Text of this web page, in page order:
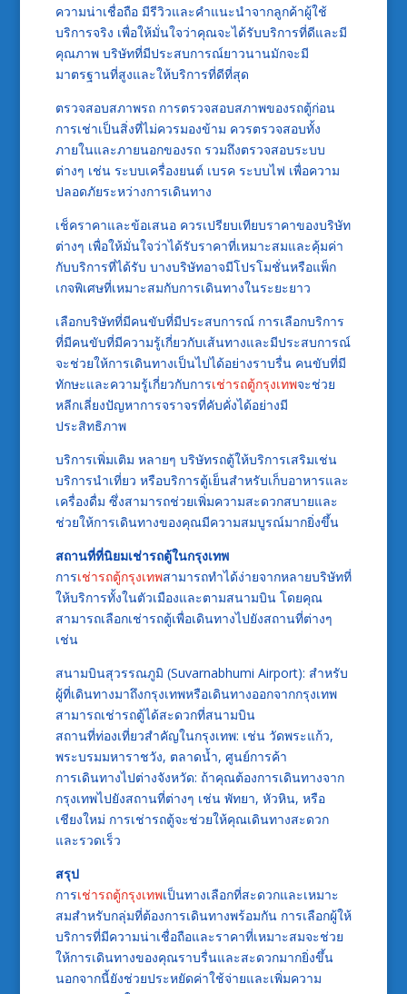
ความน่าเชื่อถือ มีรีวิวและคำแนะนำจากลูกค้าผู้ใช้
บริการจริง เพื่อให้มั่นใจว่าคุณจะได้รับบริการที่ดีและมี
คุณภาพ บริษัทที่มีประสบการณ์ยาวนานมักจะมี
มาตรฐานที่สูงและให้บริการที่ดีที่สุด
ตรวจสอบสภาพรถ การตรวจสอบสภาพของรถตู้ก่อน
การเช่าเป็นสิ่งที่ไม่ควรมองข้าม ควรตรวจสอบทั้ง
ภายในและภายนอกของรถ รวมถึงตรวจสอบระบบ
ต่างๆ เช่น ระบบเครื่องยนต์ เบรค ระบบไฟ เพื่อความ
ปลอดภัยระหว่างการเดินทาง
เช็คราคาและข้อเสนอ ควรเปรียบเทียบราคาของบริษัท
ต่างๆ เพื่อให้มั่นใจว่าได้รับราคาที่เหมาะสมและคุ้มค่า
กับบริการที่ได้รับ บางบริษัทอาจมีโปรโมชั่นหรือแพ็ก
เกจพิเศษที่เหมาะสมกับการเดินทางในระยะยาว
เลือกบริษัทที่มีคนขับที่มีประสบการณ์ การเลือกบริการ
ที่มีคนขับที่มีความรู้เกี่ยวกับเส้นทางและมีประสบการณ์
จะช่วยให้การเดินทางเป็นไปได้อย่างราบรื่น คนขับที่มี
ทักษะและความรู้เกี่ยวกับการเช่ารถตู้กรุงเทพจะช่วย
หลีกเลี่ยงปัญหาการจราจรที่คับคั่งได้อย่างมี
ประสิทธิภาพ
บริการเพิ่มเติม หลายๆ บริษัทรถตู้ให้บริการเสริมเช่น
บริการนำเที่ยว หรือบริการตู้เย็นสำหรับเก็บอาหารและ
เครื่องดื่ม ซึ่งสามารถช่วยเพิ่มความสะดวกสบายและ
ช่วยให้การเดินทางของคุณมีความสมบูรณ์มากยิ่งขึ้น
สถานที่ที่นิยมเช่ารถตู้ในกรุงเทพ
การเช่ารถตู้กรุงเทพสามารถทำได้ง่ายจากหลายบริษัทที่
ให้บริการทั้งในตัวเมืองและตามสนามบิน โดยคุณ
สามารถเลือกเช่ารถตู้เพื่อเดินทางไปยังสถานที่ต่างๆ
เช่น
สนามบินสุวรรณภูมิ (Suvarnabhumi Airport): สำหรับ
ผู้ที่เดินทางมาถึงกรุงเทพหรือเดินทางออกจากกรุงเทพ
สามารถเช่ารถตู้ได้สะดวกที่สนามบิน
สถานที่ท่องเที่ยวสำคัญในกรุงเทพ: เช่น วัดพระแก้ว,
พระบรมมหาราชวัง, ตลาดน้ำ, ศูนย์การค้า
การเดินทางไปต่างจังหวัด: ถ้าคุณต้องการเดินทางจาก
กรุงเทพไปยังสถานที่ต่างๆ เช่น พัทยา, หัวหิน, หรือ
เชียงใหม่ การเช่ารถตู้จะช่วยให้คุณเดินทางสะดวก
และรวดเร็ว
สรุป
การเช่ารถตู้กรุงเทพเป็นทางเลือกที่สะดวกและเหมาะ
สมสำหรับกลุ่มที่ต้องการเดินทางพร้อมกัน การเลือกผู้ให้
บริการที่มีความน่าเชื่อถือและราคาที่เหมาะสมจะช่วย
ให้การเดินทางของคุณราบรื่นและสะดวกมากยิ่งขึ้น
นอกจากนี้ยังช่วยประหยัดค่าใช้จ่ายและเพิ่มความ